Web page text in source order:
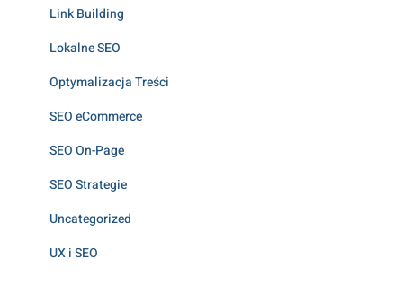
Link Building
Lokalne SEO
Optymalizacja Treści
SEO eCommerce
SEO On-Page
SEO Strategie
Uncategorized
UX i SEO